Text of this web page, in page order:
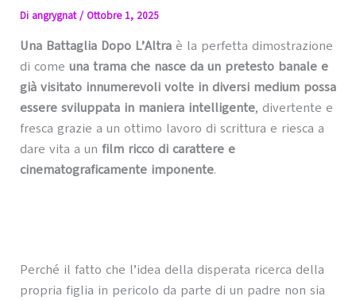
Di angrygnat/ Ottobre 1, 2025
Una Battaglia Dopo L’Altraè la perfetta dimostrazione
di come una trama che nasce da un pretesto banale e
già visitato innumerevoli volte in diversi medium possa
essere sviluppata in maniera intelligente, divertente e
fresca grazie a un ottimo lavoro di scrittura e riesca a
dare vita a un film ricco di carattere e
cinematograficamente imponente.
Perché il fatto che l’idea della disperata ricerca della
propria figlia in pericolo da parte di un padre non sia